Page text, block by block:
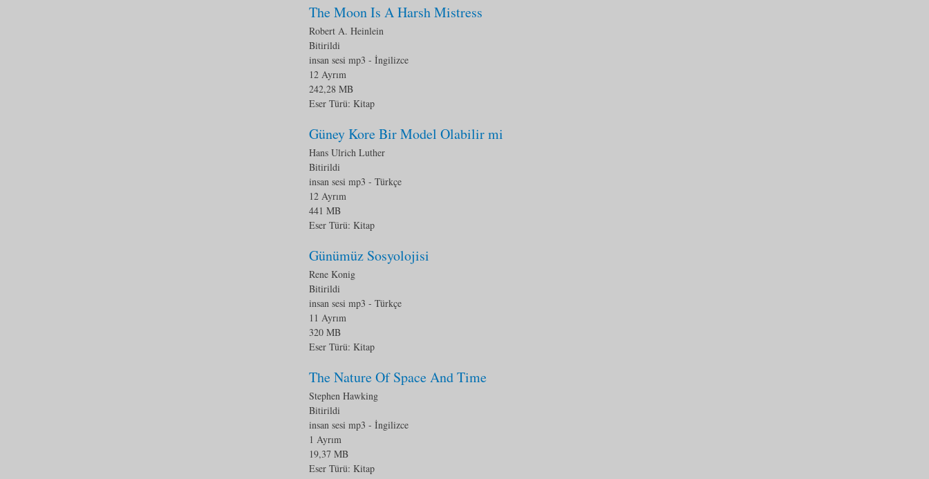
The Moon Is A Harsh Mistress
Robert A. Heinlein
Bitirildi
insan sesi mp3 - İngilizce
12 Ayrım
242,28 MB
Eser Türü: Kitap
Güney Kore Bir Model Olabilir mi
Hans Ulrich Luther
Bitirildi
insan sesi mp3 - Türkçe
12 Ayrım
441 MB
Eser Türü: Kitap
Günümüz Sosyolojisi
Rene Konig
Bitirildi
insan sesi mp3 - Türkçe
11 Ayrım
320 MB
Eser Türü: Kitap
The Nature Of Space And Time
Stephen Hawking
Bitirildi
insan sesi mp3 - İngilizce
1 Ayrım
19,37 MB
Eser Türü: Kitap